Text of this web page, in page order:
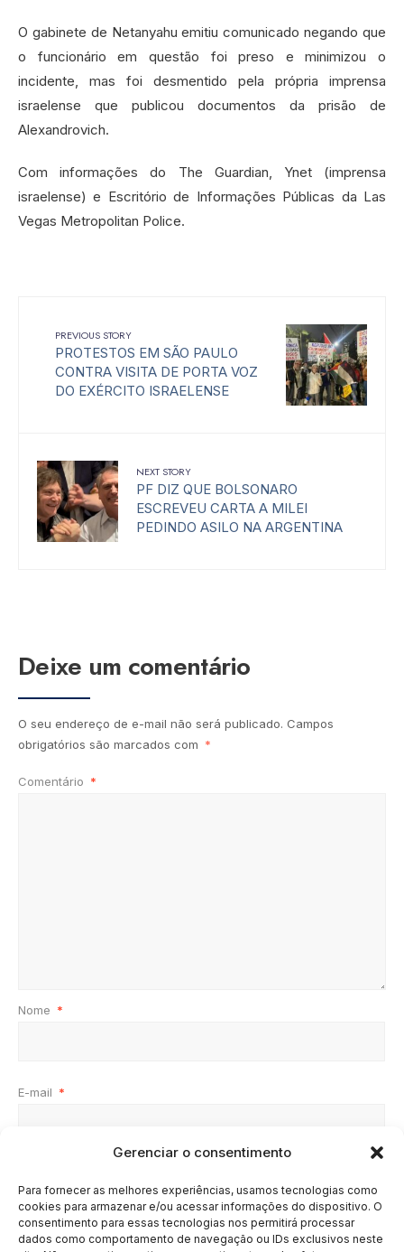
Gerenciar o consentimento
Para fornecer as melhores experiências, usamos tecnologias como
cookies para armazenar e/ou acessar informações do dispositivo. O
consentimento para essas tecnologias nos permitirá processar
dados como comportamento de navegação ou IDs exclusivos neste
O gabinete de Netanyahu emitiu comunicado negando que
o funcionário em questão foi preso e minimizou o
incidente, mas foi desmentido pela própria imprensa
israelense que publicou documentos da prisão de
Alexandrovich.
Com informações do The Guardian, Ynet (imprensa
israelense) e Escritório de Informações Públicas da Las
Vegas Metropolitan Police.
PREVIOUS STORY
PROTESTOS EM SÃO PAULO
CONTRA VISITA DE PORTA VOZ
DO EXÉRCITO ISRAELENSE
NEXT STORY
PF DIZ QUE BOLSONARO
ESCREVEU CARTA A MILEI
PEDINDO ASILO NA ARGENTINA
Deixe um comentário
O seu endereço de e-mail não será publicado. Campos
obrigatórios são marcados com *
Comentário *
Nome *
E-mail *